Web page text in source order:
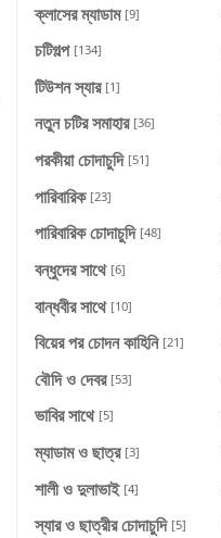
ক্লাসের ম্যাডাম [9]
চটিগল্প [134]
টিউশন স্যার [1]
নতুন চটির সমাহার [36]
পরকীয়া চোদাচুদি [51]
পারিবারিক [23]
পারিবারিক চোদাচুদি [48]
বন্ধুদের সাথে [6]
বান্ধবীর সাথে [10]
বিয়ের পর চোদন কাহিনি [21]
বৌদি ও দেবর [53]
ভাবির সাথে [5]
ম্যাডাম ও ছাত্র [3]
শালী ও দুলাভাই [4]
স্যার ও ছাত্রীর চোদাচুদি [5]